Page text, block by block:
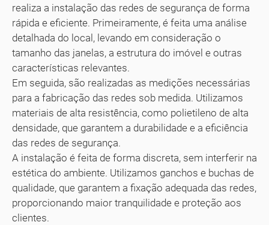
realiza a instalação das redes de segurança de forma
rápida e eficiente. Primeiramente, é feita uma análise
detalhada do local, levando em consideração o
tamanho das janelas, a estrutura do imóvel e outras
características relevantes.
Em seguida, são realizadas as medições necessárias
para a fabricação das redes sob medida. Utilizamos
materiais de alta resistência, como polietileno de alta
densidade, que garantem a durabilidade e a eficiência
das redes de segurança.
A instalação é feita de forma discreta, sem interferir na
estética do ambiente. Utilizamos ganchos e buchas de
qualidade, que garantem a fixação adequada das redes,
proporcionando maior tranquilidade e proteção aos
clientes.